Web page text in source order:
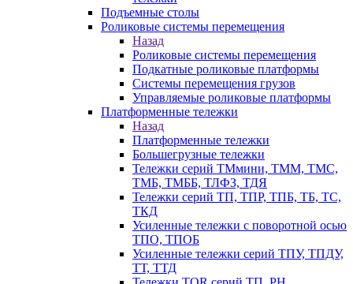
Подъемные столы
Роликовые системы перемещения
Назад
Роликовые системы перемещения
Подкатные роликовые платформы
Системы перемещения грузов
Управляемые роликовые платформы
Платформенные тележки
Назад
Платформенные тележки
Большегрузные тележки
Тележки серий ТМмини, ТММ, ТМС,
ТМБ, ТМББ, ТЛФЗ, ТДЯ
Тележки серий ТП, ТПР, ТПБ, ТБ, ТС,
ТКД
Усиленные тележки с поворотной осью
ТПО, ТПОБ
Усиленные тележки серий ТПУ, ТПДУ,
ТТ, ТТД